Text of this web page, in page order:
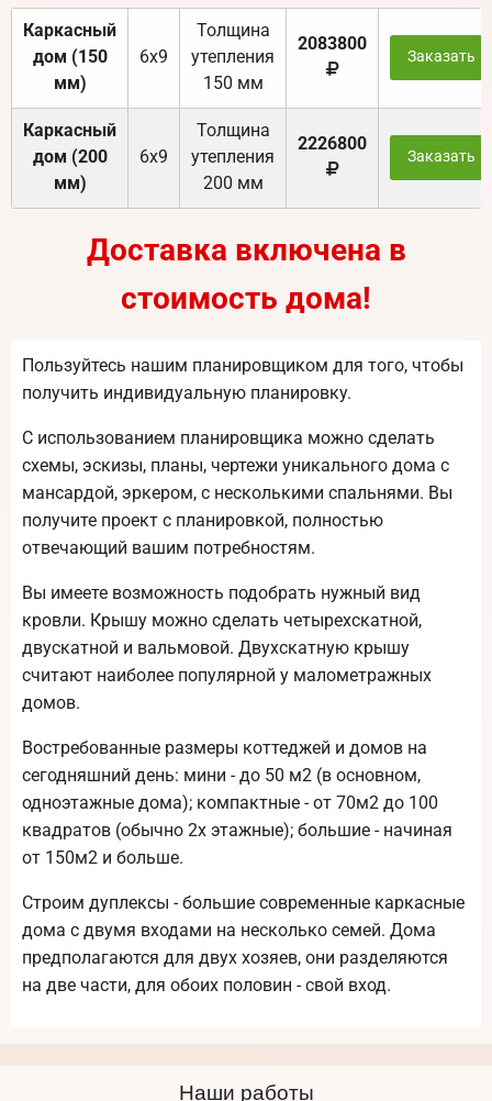
Каркасный
дом (150
мм)
6х9
Толщина
утепления
150 мм
2083800
Заказать
Каркасный
дом (200
мм)
6х9
Толщина
утепления
200 мм
2226800
Заказать
Доставка включена в
стоимость дома!
Пользуйтесь нашим планировщиком для того, чтобы
получить индивидуальную планировку.
С использованием планировщика можно сделать
схемы, эскизы, планы, чертежи уникального дома с
мансардой, эркером, с несколькими спальнями. Вы
получите проект с планировкой, полностью
отвечающий вашим потребностям.
Вы имеете возможность подобрать нужный вид
кровли. Крышу можно сделать четырехскатной,
двускатной и вальмовой. Двухскатную крышу
считают наиболее популярной у малометражных
домов.
Востребованные размеры коттеджей и домов на
сегодняшний день: мини - до 50 м2 (в основном,
одноэтажные дома); компактные - от 70м2 до 100
квадратов (обычно 2х этажные); большие - начиная
от 150м2 и больше.
Строим дуплексы - большие современные каркасные
дома с двумя входами на несколько семей. Дома
предполагаются для двух хозяев, они разделяются
на две части, для обоих половин - свой вход.
Наши работы